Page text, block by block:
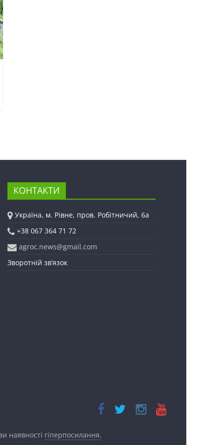
КОНТАКТИ
Україна, м. Рівне, пров. Робітничий, 6а
+38 067 364 71 72
agroc.news@gmail.com
Зворотній зв’язок
наявності гіперпосилання.